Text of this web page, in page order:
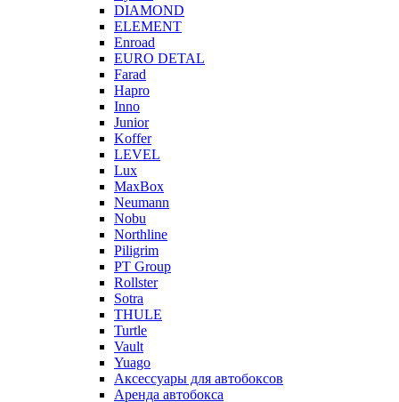
DIAMOND
ELEMENT
Enroad
EURO DETAL
Farad
Hapro
Inno
Junior
Koffer
LEVEL
Lux
MaxBox
Neumann
Nobu
Northline
Piligrim
PT Group
Rollster
Sotra
THULE
Turtle
Vault
Yuago
Аксессуары для автобоксов
Аренда автобокса